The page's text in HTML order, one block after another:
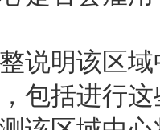
说明该区
包括进行